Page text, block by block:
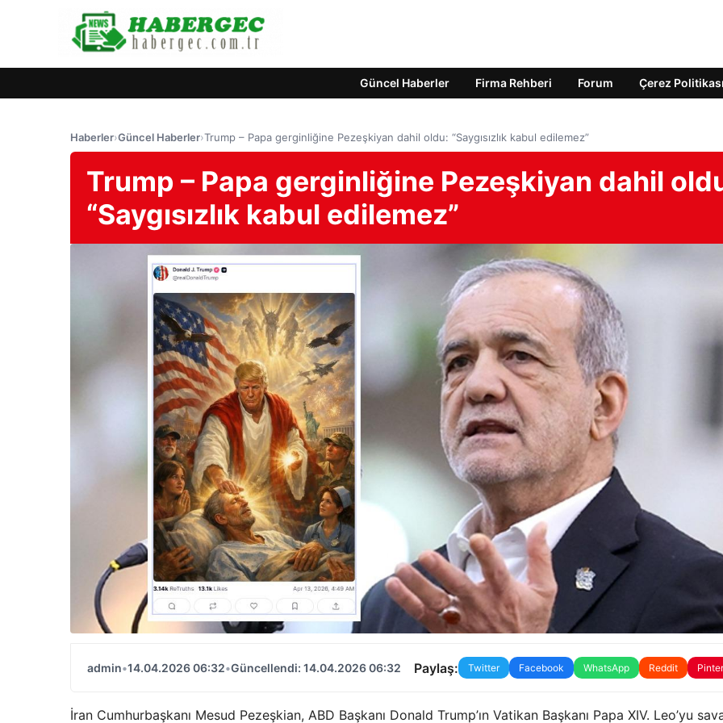
Güncel Haberler Firma Rehberi Forum Çerez
Haberler›Güncel Haberler›Trump – Papa gerginliğine Pezeşkiyan dahil oldu: “Saygısızlık kabul edilemez”
Trump – Papa gerginliğine Pezeşkiyan dahil
“Saygısızlık kabul edilemez”
admin•14.04.2026 06:32•Güncellendi: 14.04.2026 06:32 Paylaş: Twitter Facebook WhatsApp Reddit
İran Cumhurbaşkanı Mesud Pezeşkian, ABD Başkanı Donald Trump’ın Vatikan Başkanı Papa XIV. Leo’yu